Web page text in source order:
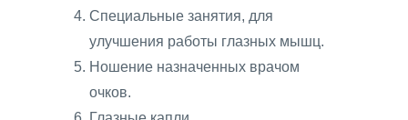
Специальные занятия, для
улучшения работы глазных мышц.
Ношение назначенных врачом
очков.